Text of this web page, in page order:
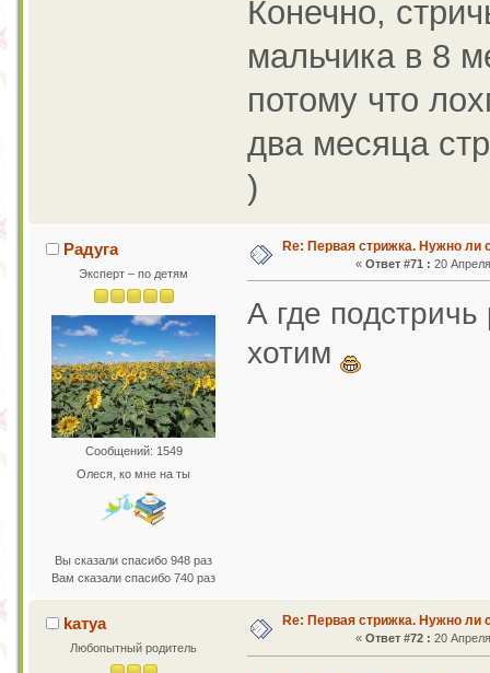
Конечно,
мальчика в 8
потому что
два месяца
)
Радуга
Эксперт – по детям
Сообщений: 1549
Олеся, ко мне на ты
Вы сказали спасибо 948 раз
Вам сказали спасибо 740 раз
Re: Первая стрижка. Нужно ли
«Ответ #71 : 20
А где
хотим
kaтya
Любопытный родитель
Re: Первая стрижка. Нужно ли
«Ответ #72 : 20